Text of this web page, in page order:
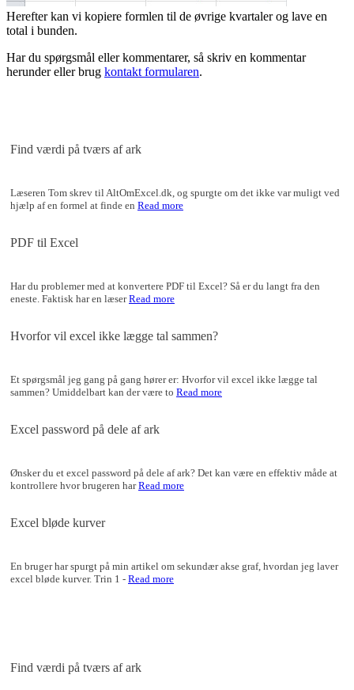
Herefter kan vi kopiere formlen til de øvrige kvartaler og lave en
total i bunden.
Har du spørgsmål eller kommentarer, så skriv en kommentar
herunder eller brug kontakt formularen.
Find værdi på tværs af ark
Læseren Tom skrev til AltOmExcel.dk, og spurgte om det ikke var muligt ved
hjælp af en formel at finde en Read more
PDF til Excel
Har du problemer med at konvertere PDF til Excel? Så er du langt fra den
eneste. Faktisk har en læserRead more
Hvorfor vil excel ikke lægge tal sammen?
Et spørgsmål jeg gang på gang hører er: Hvorfor vil excel ikke lægge tal
sammen? Umiddelbart kan der være to Read more
Excel password på dele af ark
Ønsker du et excel password på dele af ark? Det kan være en effektiv måde at
kontrollere hvor brugeren harRead more
Excel bløde kurver
En bruger har spurgt på min artikel om sekundær akse graf, hvordan jeg laver
excel bløde kurver. Trin 1 - Read more
Find værdi på tværs af ark